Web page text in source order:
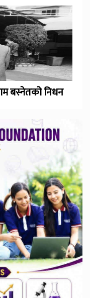
बस्नेतको निधन